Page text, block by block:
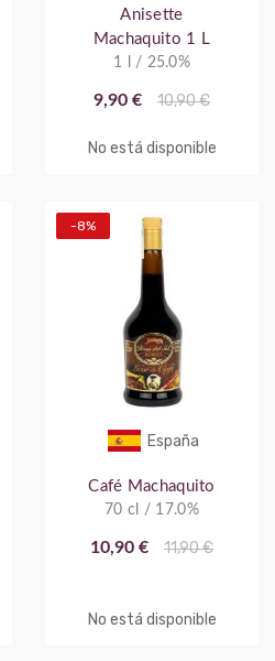
Anisette
Machaquito 1 L
1 l / 25.0%
9,90 € 10,90 €
No está disponible
España
-8%
Café Machaquito
70 cl / 17.0%
10,90 € 11,90 €
No está disponible